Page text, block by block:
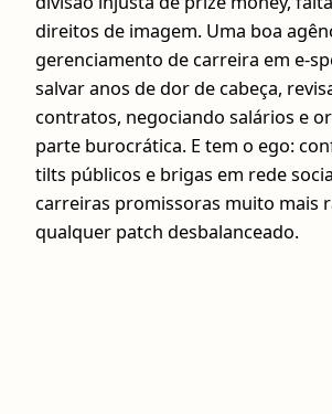
direitos de imagem. Uma boa
gerenciamento de carreira em e-
salvar anos de dor de cabeça,
contratos, negociando salários e
parte burocrática. E tem o ego:
tilts públicos e brigas em rede
carreiras promissoras muito mais
qualquer patch desbalanceado.